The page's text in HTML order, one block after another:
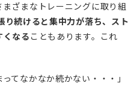
ざまなトレーニングに取り組
り続けると集中力が落ち、スト
くなる こともあります。これ
てなかなか続かない・・・」